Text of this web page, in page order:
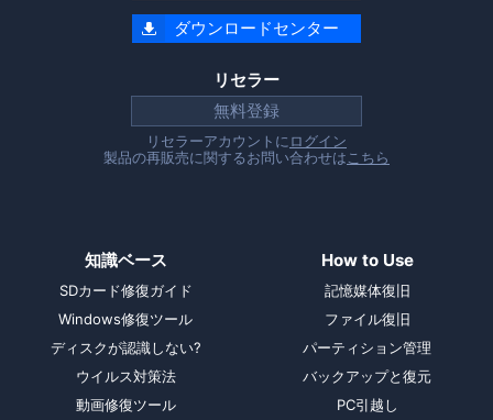
 ダウンロードセンター
リセラー
無料登録
リセラーアカウントに ログイン
製品の再販売に関するお問い合わせは こちら
知識ベース
SDカード修復ガイド
Windows修復ツール
ディスクが認識しない?
ウイルス対策法
動画修復ツール
How to Use
記憶媒体復旧
ファイル復旧
パーティション管理
バックアップと復元
PC引越し